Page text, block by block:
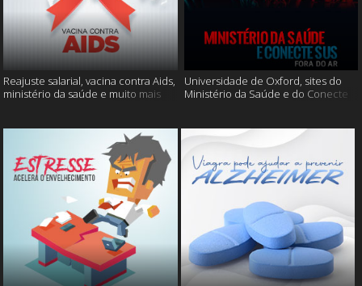
Reajuste salarial, vacina contra Aids,
ministério da saúde e muito mais
Universidade de Oxford, sites do
Ministério da Saúde e do Conecte